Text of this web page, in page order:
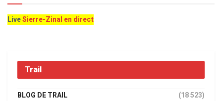
LiveSierre-Zinal en direct
Trail
BLOG DE TRAIL (18 523)